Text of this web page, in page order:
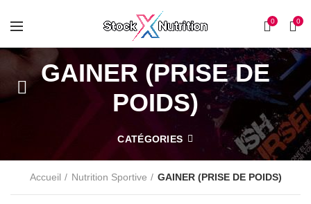
0 0
GAINER (PRISE DE
POIDS)
CATÉGORIES
Accueil Nutrition Sportive GAINER (PRISE DE POIDS)